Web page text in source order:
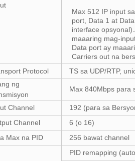
Max 512 IP input
port, Data 1 at
interface
maaaring mag-
Data port ay
Carriers out na
Protocol
TS sa UDP/RTP,
ng
Max 840Mbps para
Channel
192 (para sa
Channel
6 (o 16)
Max na PID
256 bawat channel
PID remapping